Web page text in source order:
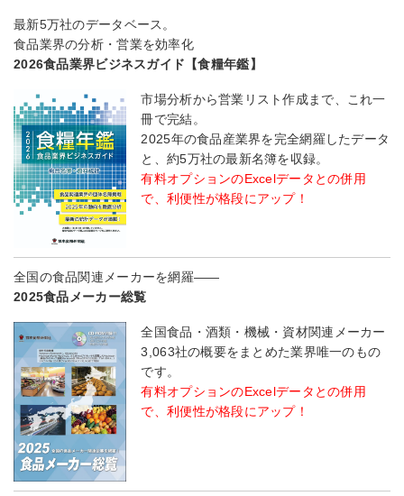
最新5万社のデータベース。
食品業界の分析・営業を効率化
2026食品業界ビジネスガイド【食糧年鑑】
市場分析から営業リスト作成まで、これ一
冊で完結。
2025年の食品産業界を完全網羅したデータ
と、約5万社の最新名簿を収録。
有料オプションのExcelデータとの併用
で、利便性が格段にアップ！
全国の食品関連メーカーを網羅――
2025食品メーカー総覧
全国食品・酒類・機械・資材関連メーカー
3,063社の概要をまとめた業界唯一のもの
です。
有料オプションのExcelデータとの併用
で、利便性が格段にアップ！